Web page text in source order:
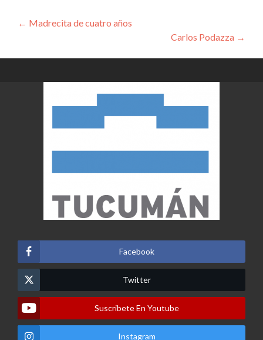
Navegación
← Madrecita de cuatro años
Carlos Podazza →
Facebook
Twitter
Suscribete En Youtube
Instagram